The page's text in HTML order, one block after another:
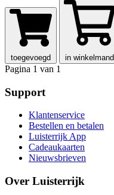
toegevoegd in winkelmand
Pagina 1 van 1
Support
Klantenservice
Bestellen en betalen
Luisterrijk App
Cadeaukaarten
Nieuwsbrieven
Over Luisterrijk